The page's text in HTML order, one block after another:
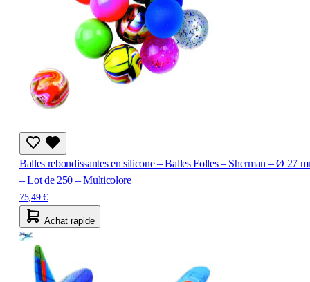
Balles rebondissantes en silicone – Balles Folles – Sherman – Ø 27
– Lot de 250 – Multicolore
75,49 €
Achat rapide